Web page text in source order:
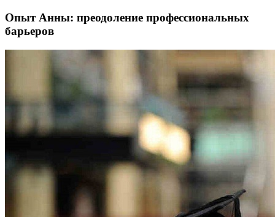
Опыт Анны: преодоление профессиональных
барьеров